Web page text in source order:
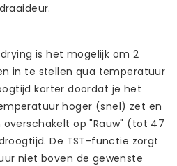
is het mogelijk om 2
in te stellen qua temperatuur
korter doordat je het
hoger (snel) zet en
op "Rauw" (tot 47
De TST-functie zorgt
niet boven de gewenste